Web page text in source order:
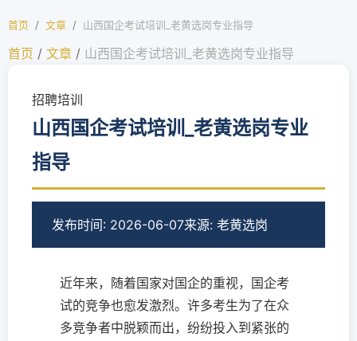
首页 / 文章 / 山西国企考试培训_老黄选岗专业指导
首页 / 文章 / 山西国企考试培训_老黄选岗专业指导
招聘培训
山西国企考试培训_老黄选岗专业
指导
发布时间: 2026-06-07来源: 老黄选岗
近年来，随着国家对国企的重视，国企考
试的竞争也愈发激烈。许多考生为了在众
多竞争者中脱颖而出，纷纷投入到紧张的